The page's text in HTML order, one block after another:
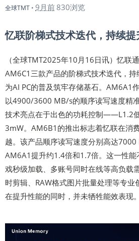
全球TMT • 9月前830浏览
忆联阶梯式技术迭代，持续提
（全球TMT2025年10月16日讯）忆联
AM6C1三款产品的阶梯式技术迭代，持
为AI PC的普及筑牢存储基石。AM6A1
以4900/3600 MB/s的顺序读写速度精
技术亮点在于出色的功耗控制——L1.2
3mW。AM6B1的推出标志着忆联在消
越。该产品顺序读写速度分别高达
AM6A1提升约1.4倍和1.7倍。这一性
戏秒级加载、多账号同时在线等高负载
时剪辑、RAW格式图片批量处理等专业
在提升性能的同时，并未牺牲能效表现。